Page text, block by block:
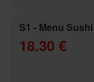
S1 - Menu
18.30 €